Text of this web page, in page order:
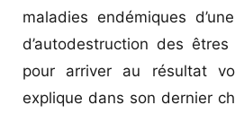
maladies endémiques
d’autodestruction des
pour arriver au résultat
explique dans son dernier